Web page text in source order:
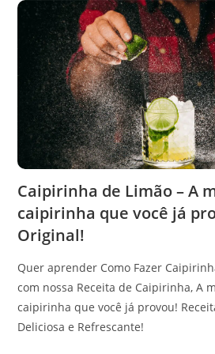
Caipirinha de Limão – A
caipirinha que você já
Original!
Quer aprender Como Fazer
com nossa Receita de Caipirinha, A
caipirinha que você já provou!
Deliciosa e Refrescante!